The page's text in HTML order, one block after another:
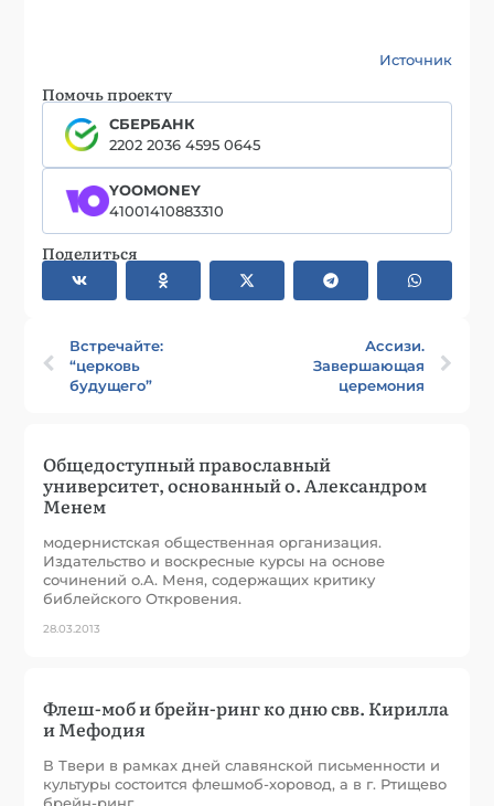
Источник
Помочь проекту
СБЕРБАНК
2202 2036 4595 0645
YOOMONEY
41001410883310
Поделиться
Встречайте:
“церковь
будущего”
Ассизи.
Завершающая
церемония
Общедоступный православный
университет, основанный о. Александром
Менем
модернистская общественная организация.
Издательство и воскресные курсы на основе
сочинений о.А. Меня, содержащих критику
библейского Откровения.
28.03.2013
Флеш-моб и брейн-ринг ко дню свв. Кирилла
и Мефодия
В Твери в рамках дней славянской письменности и
культуры состоится флешмоб-хоровод, а в г. Ртищево
брейн-ринг.